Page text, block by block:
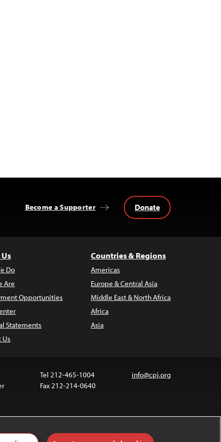
Become a Supporter Donate
Do
Are
Opportunities
Statements
Us
Countries & Regions
Americas
Europe & Central Asia
Middle East & North Africa
Africa
Asia
Tel 212-465-1004
Fax 212-214-0640
info@cpj.org